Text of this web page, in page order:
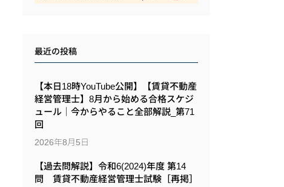
最近の投稿
【本日18時YouTube公開】【賃貸不動産
経営管理士】8月から始める合格スケジ
ュール｜今からやること全部解説_第71
回
2026年8月5日
【過去問解説】令和6(2024)年度 第14
問 賃貸不動産経営管理士試験［再掲］